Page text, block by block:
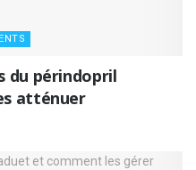
du périndopril
atténuer